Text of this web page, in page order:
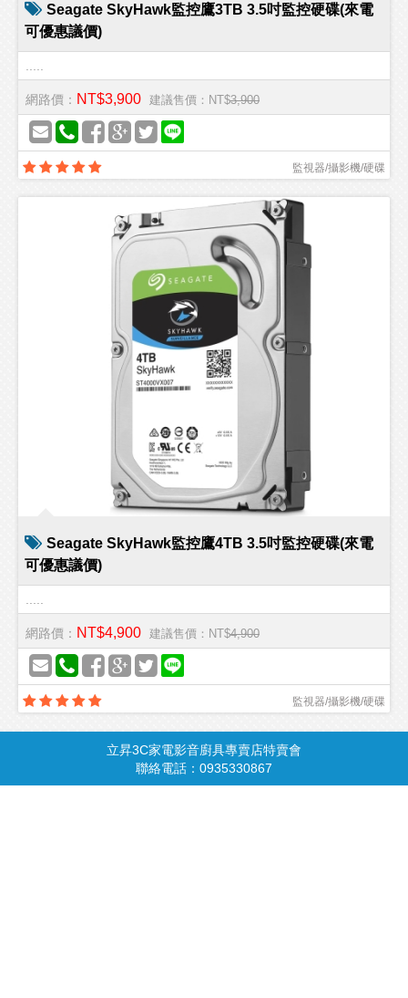
Seagate SkyHawk監控鷹3TB 3.5吋監控硬碟(來電
可優惠議價)
網路價： NT$3,900 建議售價：NT$3,900
監視器/攝影機/硬碟
Seagate SkyHawk監控鷹4TB 3.5吋監控硬碟(來電
可優惠議價)
網路價： NT$4,900 建議售價：NT$4,900
監視器/攝影機/硬碟
請由此進入
立昇3C家電影音廚具專賣店特賣會
聯絡電話：0935330867